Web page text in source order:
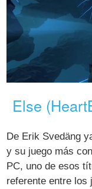
Else
De Erik Svedäng
y su juego más
PC, uno de esos
referente entre los